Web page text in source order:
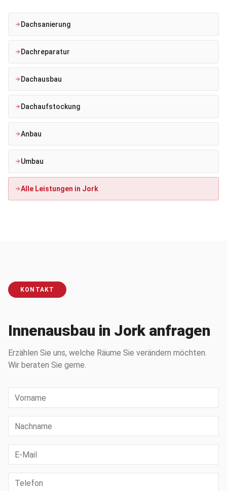
Dachsanierung
Dachreparatur
Dachausbau
Dachaufstockung
Anbau
Umbau
Alle Leistungen in Jork
KONTAKT
Innenausbau in Jork anfragen
Erzählen Sie uns, welche Räume Sie verändern möchten.
Wir beraten Sie gerne.